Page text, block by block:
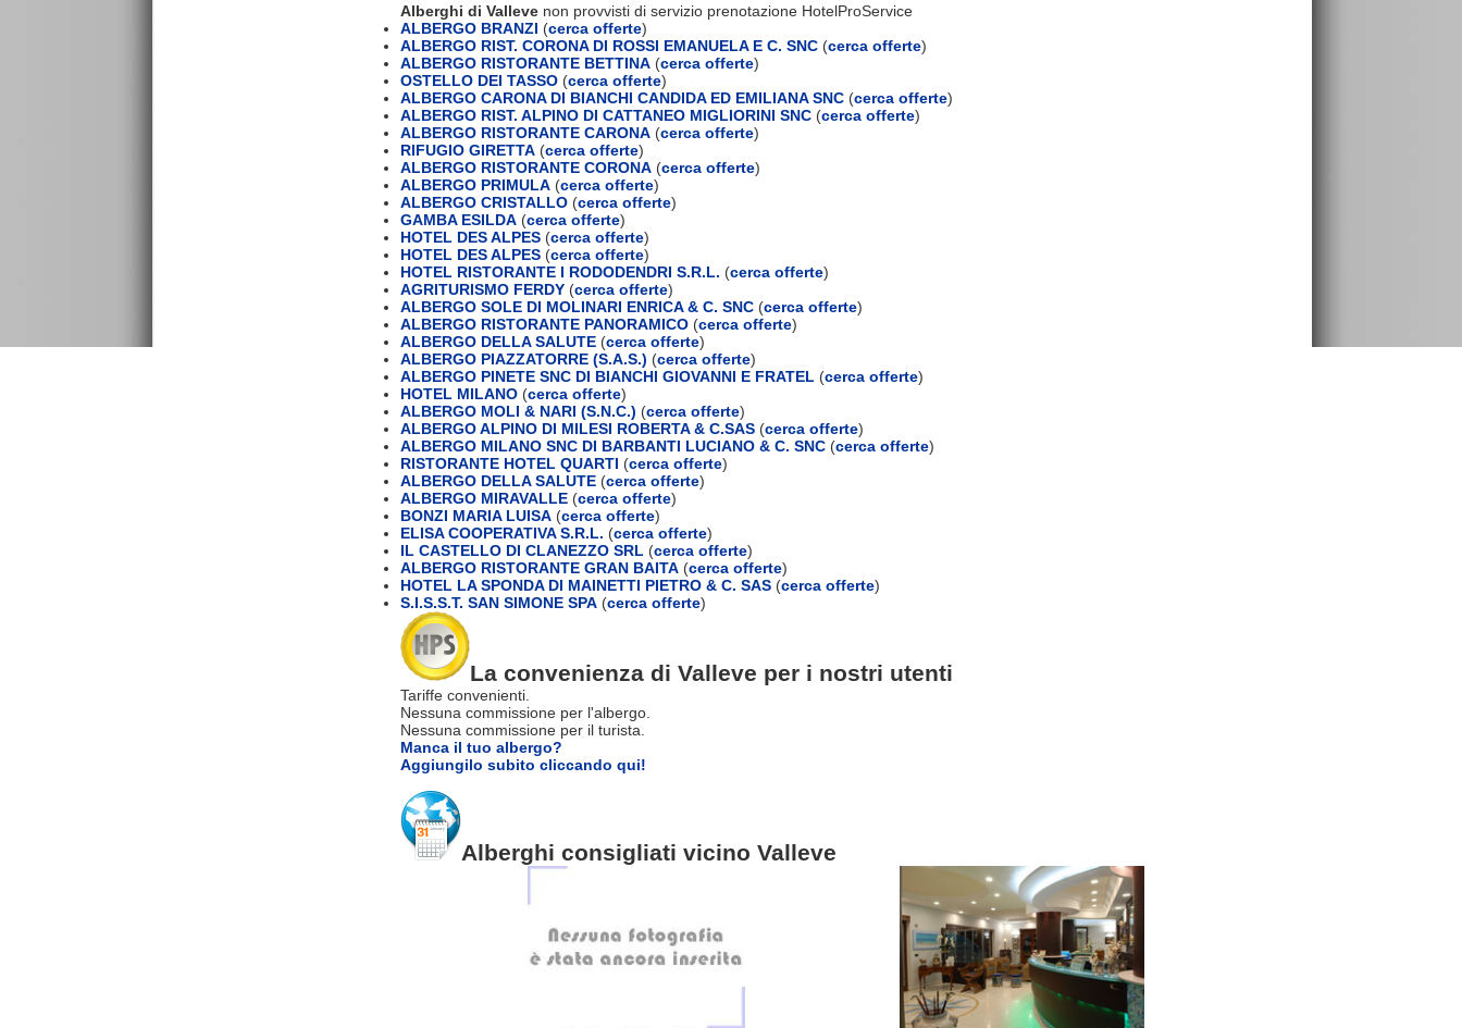
Alberghi di Valleve non provvisti di servizio prenotazione HotelProService
ALBERGO BRANZI (cerca offerte)
ALBERGO RIST. CORONA DI ROSSI EMANUELA E C. SNC (cerca offerte)
ALBERGO RISTORANTE BETTINA (cerca offerte)
OSTELLO DEI TASSO (cerca offerte)
ALBERGO CARONA DI BIANCHI CANDIDA ED EMILIANA SNC (cerca offerte)
ALBERGO RIST. ALPINO DI CATTANEO MIGLIORINI SNC (cerca offerte)
ALBERGO RISTORANTE CARONA (cerca offerte)
RIFUGIO GIRETTA (cerca offerte)
ALBERGO RISTORANTE CORONA (cerca offerte)
ALBERGO PRIMULA (cerca offerte)
ALBERGO CRISTALLO (cerca offerte)
GAMBA ESILDA (cerca offerte)
HOTEL DES ALPES (cerca offerte)
HOTEL DES ALPES (cerca offerte)
HOTEL RISTORANTE I RODODENDRI S.R.L. (cerca offerte)
AGRITURISMO FERDY (cerca offerte)
ALBERGO SOLE DI MOLINARI ENRICA & C. SNC (cerca offerte)
ALBERGO RISTORANTE PANORAMICO (cerca offerte)
ALBERGO DELLA SALUTE (cerca offerte)
ALBERGO PIAZZATORRE (S.A.S.) (cerca offerte)
ALBERGO PINETE SNC DI BIANCHI GIOVANNI E FRATEL (cerca offerte)
HOTEL MILANO (cerca offerte)
ALBERGO MOLI & NARI (S.N.C.) (cerca offerte)
ALBERGO ALPINO DI MILESI ROBERTA & C.SAS (cerca offerte)
ALBERGO MILANO SNC DI BARBANTI LUCIANO & C. SNC (cerca offerte)
RISTORANTE HOTEL QUARTI (cerca offerte)
ALBERGO DELLA SALUTE (cerca offerte)
ALBERGO MIRAVALLE (cerca offerte)
BONZI MARIA LUISA (cerca offerte)
ELISA COOPERATIVA S.R.L. (cerca offerte)
IL CASTELLO DI CLANEZZO SRL (cerca offerte)
ALBERGO RISTORANTE GRAN BAITA (cerca offerte)
HOTEL LA SPONDA DI MAINETTI PIETRO & C. SAS (cerca offerte)
S.I.S.S.T. SAN SIMONE SPA (cerca offerte)
La convenienza di Valleve per i nostri utenti
Tariffe convenienti.
Nessuna commissione per l'albergo.
Nessuna commissione per il turista.
Manca il tuo albergo?
Aggiungilo subito cliccando qui!
Alberghi consigliati vicino Valleve